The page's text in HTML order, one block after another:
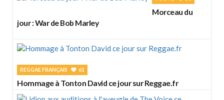
Morceau du
jour : War de Bob Marley
REGGAE FRANÇAIS 61
Hommage à Tonton David ce jour sur Reggae.fr